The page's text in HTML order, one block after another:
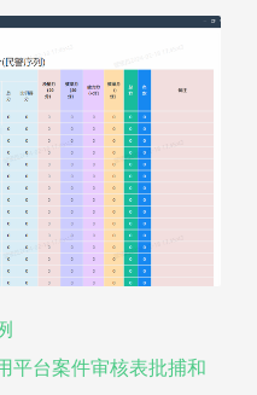
平台案件审核表批捕和